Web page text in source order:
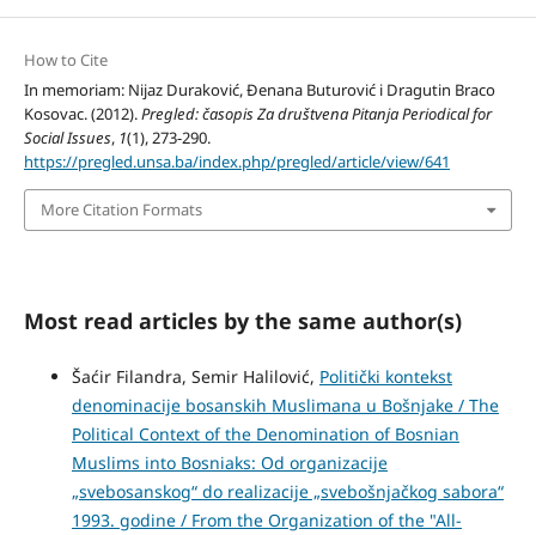
How to Cite
In memoriam: Nijaz Duraković, Đenana Buturović i Dragutin Braco
Kosovac. (2012).Pregled: časopis Za društvena Pitanja Periodical for
Social Issues, 1(1), 273-290.
https://pregled.unsa.ba/index.php/pregled/article/view/641
More Citation Formats
Most read articles by the same author(s)
Šaćir Filandra, Semir Halilović, Politički kontekst
denominacije bosanskih Muslimana u Bošnjake / The
Political Context of the Denomination of Bosnian
Muslims into Bosniaks: Od organizacije
„svebosanskog“ do realizacije „svebošnjačkog sabora“
1993. godine / From the Organization of the "All-